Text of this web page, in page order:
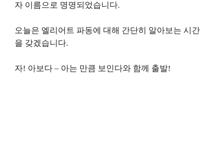
자 이름으로 명명되었습니다.
오늘은 엘리어트 파동에 대해 간단히 알아보는 시간
을 갖겠습니다.
자! 아보다 – 아는 만큼 보인다와 함께 출발!